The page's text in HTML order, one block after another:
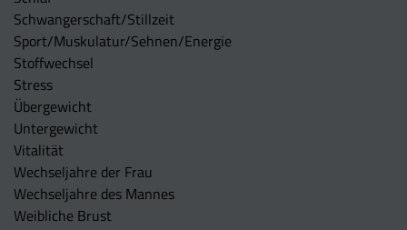
Schwangerschaft/Stillzeit
Sport/Muskulatur/Sehnen/Energie
Stoffwechsel
Stress
Übergewicht
Untergewicht
Vitalität
Wechseljahre der Frau
Wechseljahre des Mannes
Weibliche Brust